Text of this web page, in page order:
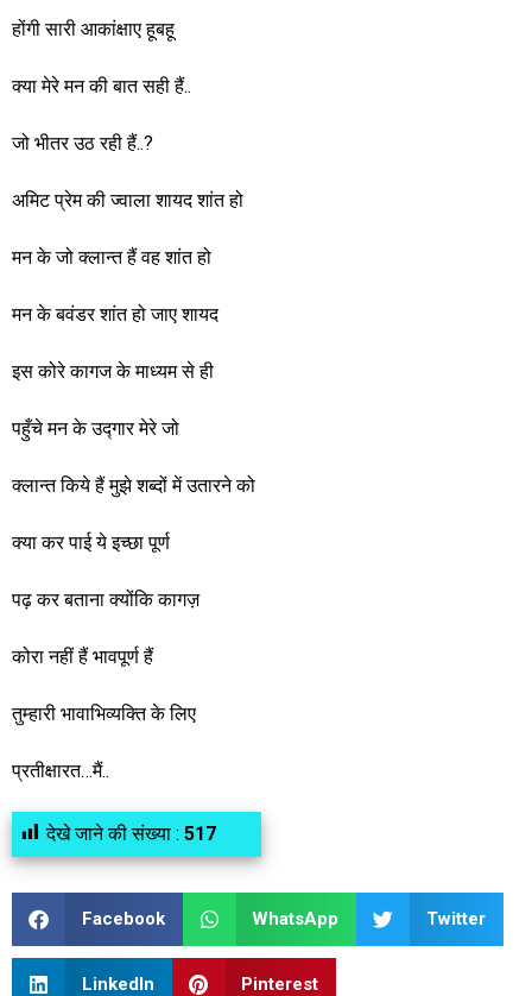
होंगी सारी आकांक्षाए हूबहू
क्या मेरे मन की बात सही हैं..
जो भीतर उठ रही हैं..?
अमिट प्रेम की ज्वाला शायद शांत हो
मन के जो क्लान्त हैं वह शांत हो
मन के बवंडर शांत हो जाए शायद
इस कोरे कागज के माध्यम से ही
पहुँचे मन के उद्गार मेरे जो
क्लान्त किये हैं मुझे शब्दों में उतारने को
क्या कर पाई ये इच्छा पूर्ण
पढ़ कर बताना क्योंकि कागज़
कोरा नहीं हैं भावपूर्ण हैं
तुम्हारी भावाभिव्यक्ति के लिए
प्रतीक्षारत…मैं..
देखे जाने की संख्या : 517
Facebook WhatsApp Twitter
LinkedIn Pinterest